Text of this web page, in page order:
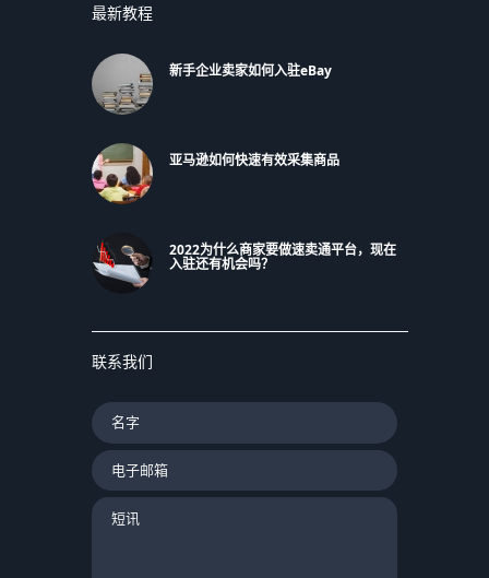
最新教程
新手企业卖家如何入驻eBay
亚马逊如何快速有效采集商品
2022为什么商家要做速卖通平台，现在
入驻还有机会吗？
联系我们